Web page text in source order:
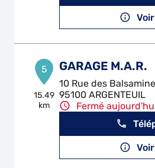
5
15.49
km
GARAGE M.A.R.
10 Rue des
95100 ARGENTEUIL
Fermé